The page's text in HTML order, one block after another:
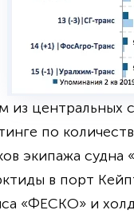
из центральных
по
экипажа судна
в порт
«ФЕСКО» и